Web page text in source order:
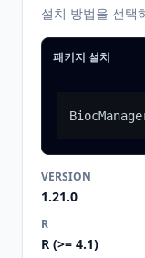
설치 방법을 선택
패키지 설치
VERSION
1.21.0
R
R (>= 4.1)